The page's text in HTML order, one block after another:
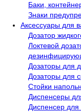
Баки,
Знаки
Аксессуары для
Дозатор
Локтевой
Дозаторы для
Дозаторы для
Стойки
Диспенсеры
Диспенсер